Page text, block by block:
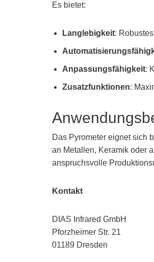
Es bietet:
Langlebigkeit:
Anpassungsfähigkeit:
Zusatzfunktionen:
Das Pyrometer eignet sich
an Metallen, Keramik oder
anspruchsvolle
Kontakt
DIAS Infrared GmbH
Pforzheimer Str. 21
01189 Dresden